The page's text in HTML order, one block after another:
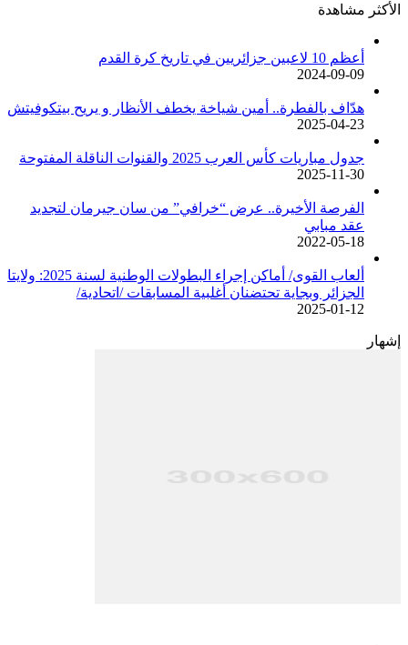
الأكثر مشاهدة
أعظم 10 لاعبين جزائريين في تاريخ كرة القدم
2024-09-09
هدّاف بالفطرة.. أمين شياخة يخطف الأنظار و يريح بيتكوفيتش
2025-04-23
جدول مباريات كأس العرب 2025 والقنوات الناقلة المفتوحة
2025-11-30
الفرصة الأخيرة.. عرض “خرافي” من سان جيرمان لتجديد
عقد مبابي
2022-05-18
ألعاب القوى/ أماكن إجراء البطولات الوطنية لسنة 2025: ولايتا
الجزائر وبجاية تحتضنان أغلبية المسابقات /اتحادية/
2025-01-12
إشهار